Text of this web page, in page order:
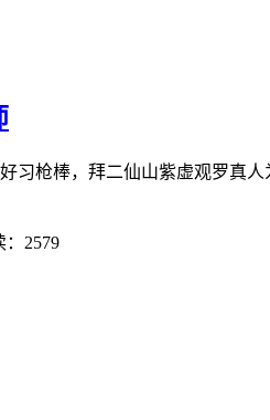
习枪棒，拜二仙山紫虚观罗真
：2579